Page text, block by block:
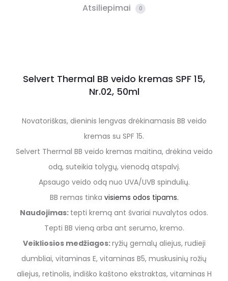
Atsiliepimai 0
Selvert Thermal BB veido kremas SPF 15,
Nr.02, 50ml
Novatoriškas, dieninis lengvas drėkinamasis BB veido
kremas su SPF 15.
Selvert Thermal BB veido kremas maitina, drėkina veido
odą, suteikia tolygų, vienodą atspalvį.
Apsaugo veido odą nuo UVA/UVB spindulių.
BB remas tinka visiems odos tipams.
Naudojimas: tepti kremą ant švariai nuvalytos odos.
Tepti BB vieną arba ant serumo, kremo.
Veikliosios medžiagos:ryžių gemalų aliejus, rudieji
dumbliai, vitaminas E, vitaminas B5, muskusinių rožių
aliejus, retinolis, indiško kaštono ekstraktas, vitaminas H